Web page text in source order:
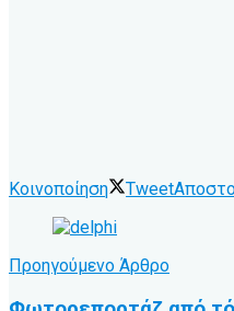
Κοινοποίηση Tweet
Προηγούμενο Άρθρο